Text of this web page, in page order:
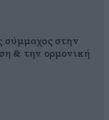
σύμμαχος στην
& την ορμονική